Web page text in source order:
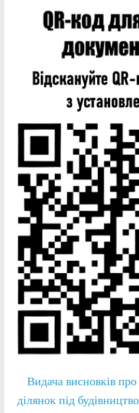
Видача висновків
ділянок під